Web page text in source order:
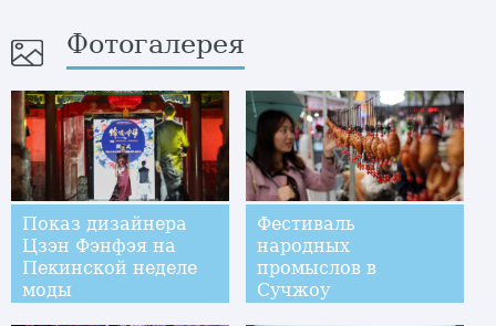
Фотогалерея
Показ дизайнера
Цзэн Фэнфэя на
Пекинской неделе
моды
Фестиваль
народных
промыслов в
Сучжоу